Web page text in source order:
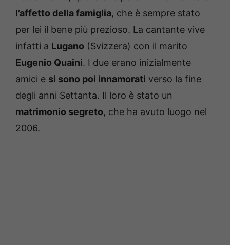
l’affetto della famiglia, che è sempre stato
per lei il bene più prezioso. La cantante vive
infatti a Lugano (Svizzera) con il marito
Eugenio Quaini. I due erano inizialmente
amici e si sono poi innamorati verso la fine
degli anni Settanta. Il loro è stato un
matrimonio segreto, che ha avuto luogo nel
2006.